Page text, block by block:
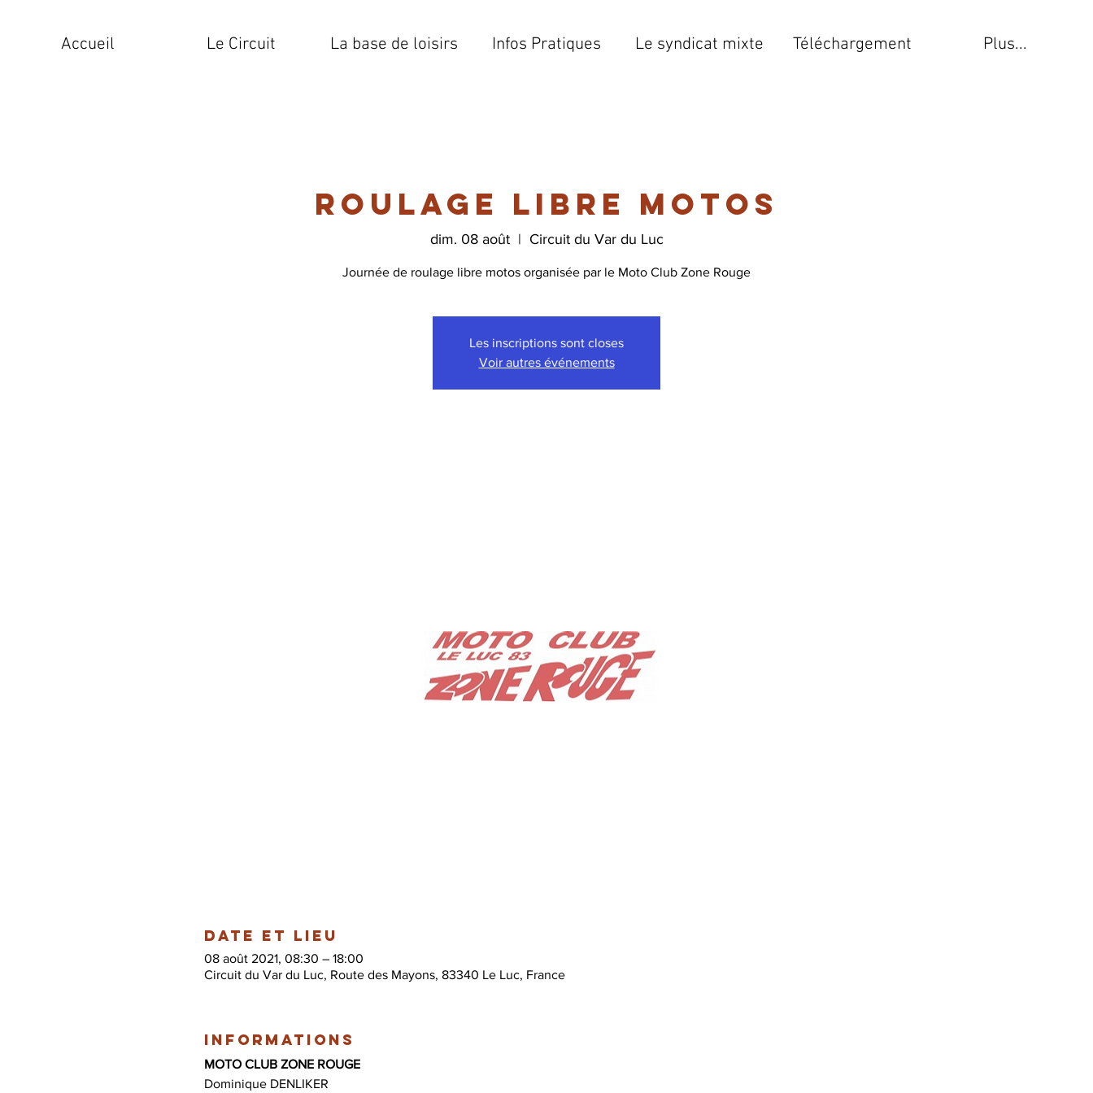
Accueil Le Circuit La base de loisirs Infos Pratiques Le syndicat mixte Téléchargement Plus...
Roulage libre motos
dim. 08 août
  |
Circuit du Var du Luc
Journée de roulage libre motos organisée par le Moto Club Zone Rouge
Les inscriptions sont closes
Voir autres événements
Date et lieu
08 août 2021, 08:30 – 18:00
Circuit du Var du Luc, Route des Mayons, 83340 Le Luc, France
Informations
MOTO CLUB ZONE ROUGE
Dominique DENLIKER